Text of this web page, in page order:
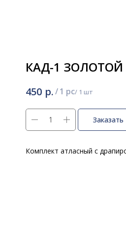
КАД-1 ЗОЛОТОЙ
450 р./1 pc
Заказать
Комплект атласный с